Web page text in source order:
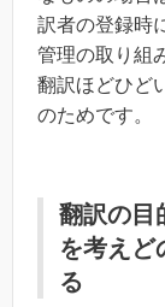
訳者の登録時
管理の取り組
翻訳ほどひど
のためです。
翻訳の目
を考えど
る